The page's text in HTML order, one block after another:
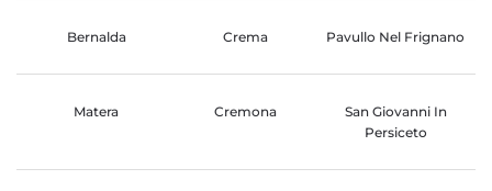
Bernalda Crema Pavullo Nel Frignano
Matera Cremona
San Giovanni In
Persiceto